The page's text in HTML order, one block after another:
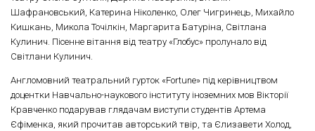
Шафрановський, Катерина Ніколенко, Олег Чигринець, Михайло
Кишкань, Микола Точілкін, Маргарита Батуріна, Світлана
Кулинич. Пісенне вітання від театру «Глобус» пролунало від
Світлани Кулинич.
Англомовний театральний гурток «Fortune» під керівництвом
доцентки Навчально-наукового інституту іноземних мов Вікторії
Кравченко подарував глядачам виступи студентів Артема
Єфіменка, який прочитав авторський твір, та Єлизавети Холод,